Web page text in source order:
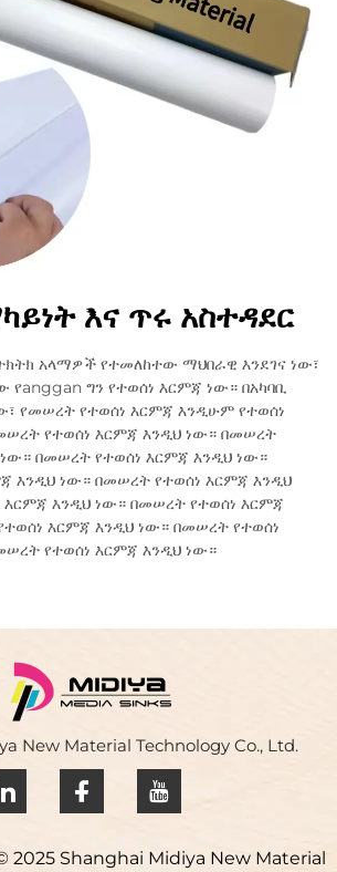
እና ጥሩ አስተዳደር
አላማዎች የተመለከተው ማህበራዊ እንደገና ነው፣
ግን የተወሰነ እርምጃ ነው። በአካባቢ
የመሠረት የተወሰነ እርምጃ እንዲሁም የተወሰነ
የተወሰነ እርምጃ እንዲህ ነው። በመሠረት
በመሠረት የተወሰነ እርምጃ እንዲህ ነው።
እንዲህ ነው። በመሠረት የተወሰነ እርምጃ እንዲህ
እንዲህ ነው። በመሠረት የተወሰነ እርምጃ
እርምጃ እንዲህ ነው። በመሠረት የተወሰነ
የተወሰነ እርምጃ እንዲህ ነው።
New Material Technology Co., Ltd.
Shanghai Midiya New Material